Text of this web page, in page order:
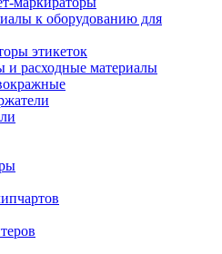
к оборудованию для
этикеток
и расходные материалы